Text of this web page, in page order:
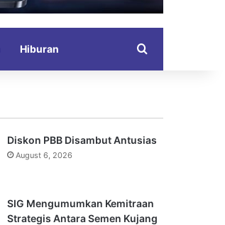
Hiburan
Diskon PBB Disambut Antusias
August 6, 2026
SIG Mengumumkan Kemitraan
Strategis Antara Semen Kujang